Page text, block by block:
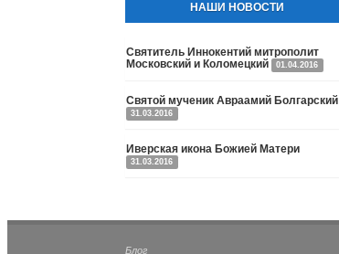
НАШИ НОВОСТИ
Святитель Иннокентий митрополит
Московский и Коломецкий
01.04.2016
Святой мученик Авраамий Болгарский
31.03.2016
Иверская икона Божией Матери
31.03.2016
Блог